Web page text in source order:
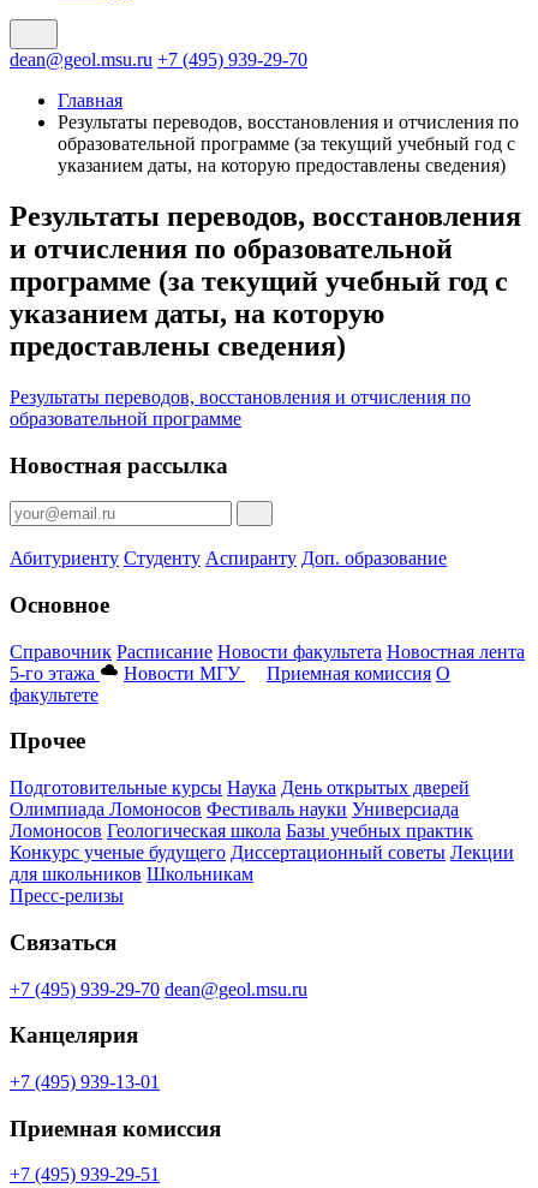
dean@geol.msu.ru +7 (495) 939-29-70
Главная
Результаты переводов, восстановления и отчисления по
образовательной программе (за текущий учебный год с
указанием даты, на которую предоставлены сведения)
Результаты переводов, восстановления
и отчисления по образовательной
программе (за текущий учебный год с
указанием даты, на которую
предоставлены сведения)
Результаты переводов, восстановления и отчисления по
образовательной программе
Новостная рассылка
Абитуриенту Студенту Аспиранту Доп. образование
Основное
Справочник Расписание Новости факультета Новостная лента
5-го этажа
Новости МГУ Приемная комиссия О
факультете
Прочее
Подготовительные курсы Наука День открытых дверей
Олимпиада Ломоносов Фестиваль науки Универсиада
Ломоносов Геологическая школа Базы учебных практик
Конкурс ученые будущего Диссертационный советы Лекции
для школьников Школьникам
Пресс-релизы
Связаться
+7 (495) 939-29-70 dean@geol.msu.ru
Канцелярия
+7 (495) 939-13-01
Приемная комиссия
+7 (495) 939-29-51